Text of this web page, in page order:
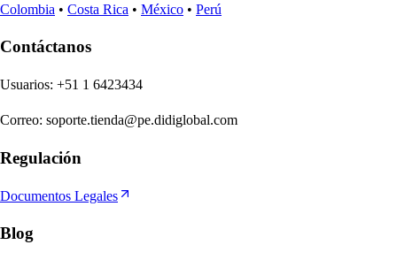
Colombia • Costa Rica • México • Perú
Contáctanos
Usuarios: +51 1 6423434
Correo: soporte.tienda@pe.didiglobal.com
Regulación
Documentos Legales
Blog